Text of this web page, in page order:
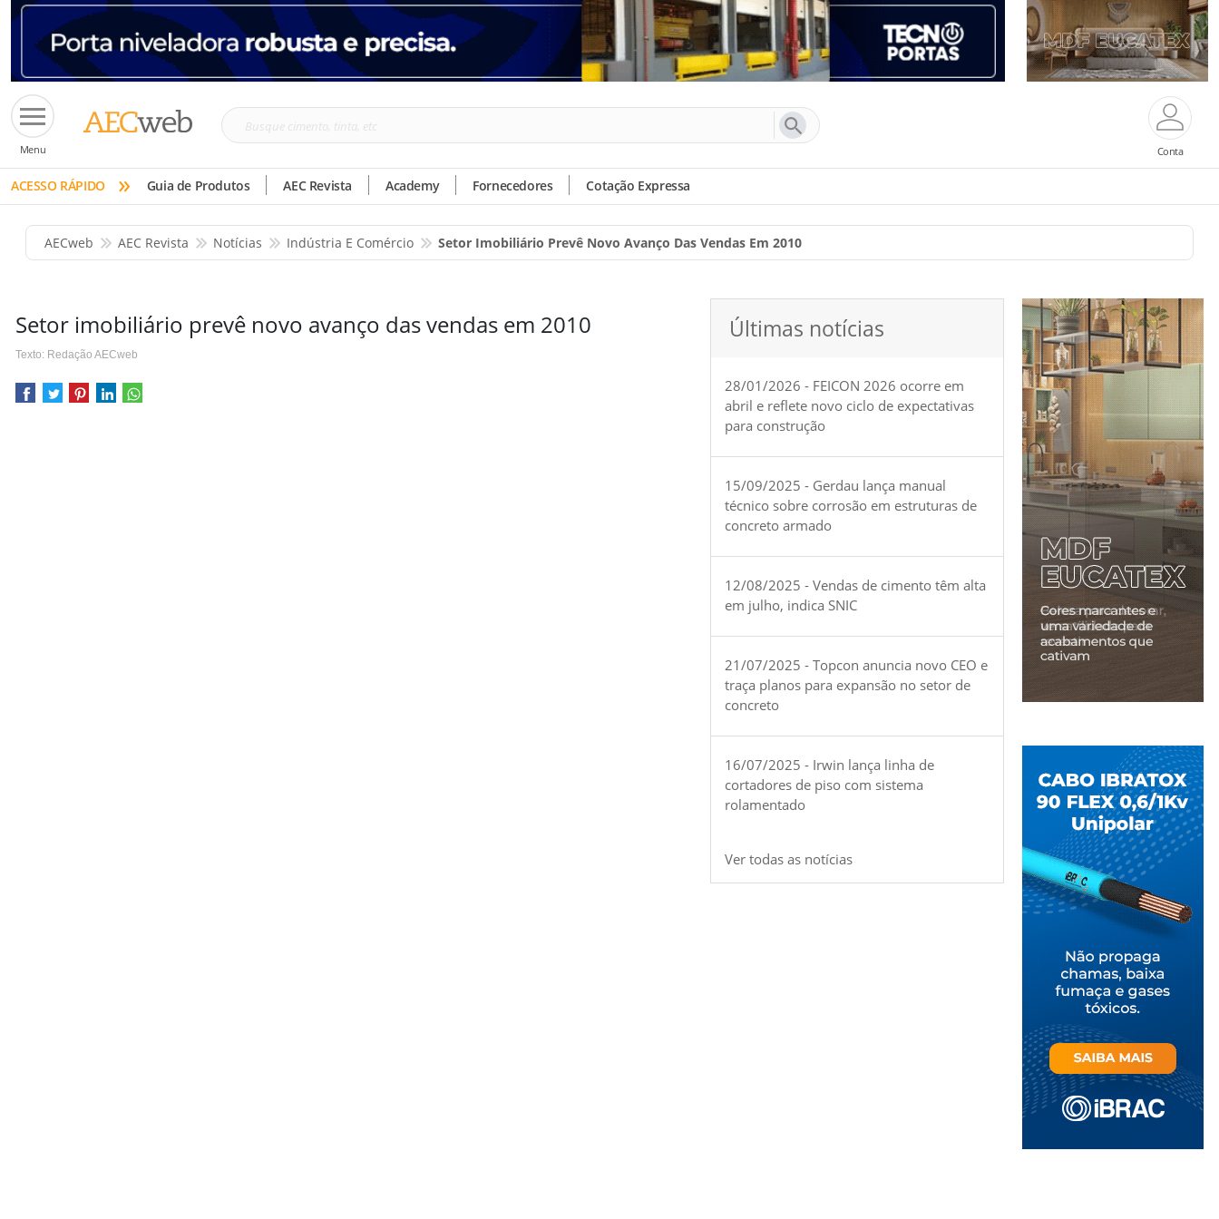
Menu
Busque
tinta,
etc
Conta
ACESSO RÁPIDO » Guia de Produtos AEC Revista Academy Fornecedores Cotação Expressa
AECweb AEC Revista Notícias Indústria E Comércio Setor Imobiliário Prevê Novo Avanço Das Vendas Em 2010
Setor imobiliário prevê novo avanço das vendas em 2010
Texto: Redação AECweb
Últimas notícias
28/01/2026 - FEICON 2026 ocorre em
abril e reflete novo ciclo de expectativas
para construção
15/09/2025 - Gerdau lança manual
técnico sobre corrosão em estruturas de
concreto armado
12/08/2025 - Vendas de cimento têm alta
em julho, indica SNIC
21/07/2025 - Topcon anuncia novo CEO e
traça planos para expansão no setor de
concreto
16/07/2025 - Irwin lança linha de
cortadores de piso com sistema
rolamentado
Ver todas as notícias